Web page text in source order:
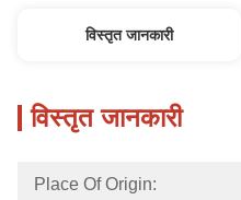
विस्तृत जानकारी
विस्तृत जानकारी
Place Of Origin: